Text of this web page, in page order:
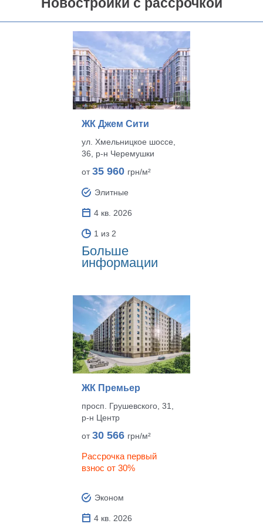
Новостройки с рассрочкой
ЖК Джем Сити
ул. Хмельницкое шоссе,
36, р‑н Черемушки
от35 960 грн/м²
Элитные
4 кв. 2026
1 из 2
Больше
информации
ЖК Премьер
просп. Грушевского, 31,
р‑н Центр
от30 566 грн/м²
Рассрочка первый
взнос от 30%
Эконом
4 кв. 2026